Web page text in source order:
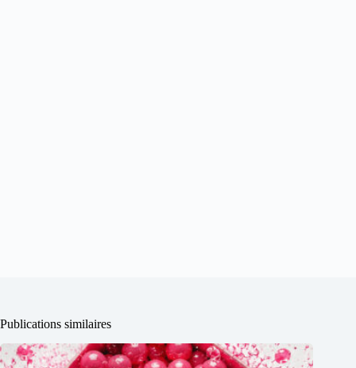
Publications similaires